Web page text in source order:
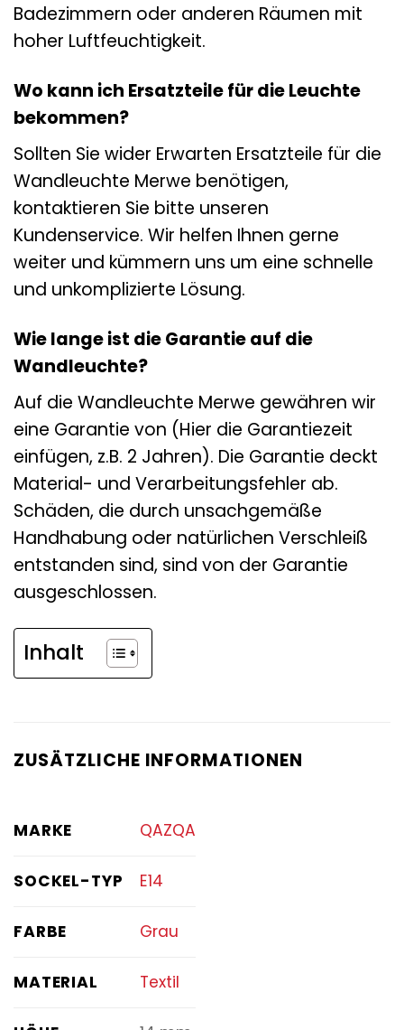
Badezimmern oder anderen Räumen mit
hoher Luftfeuchtigkeit.
Wo kann ich Ersatzteile für die Leuchte
bekommen?
Sollten Sie wider Erwarten Ersatzteile für die
Wandleuchte Merwe benötigen,
kontaktieren Sie bitte unseren
Kundenservice. Wir helfen Ihnen gerne
weiter und kümmern uns um eine schnelle
und unkomplizierte Lösung.
Wie lange ist die Garantie auf die
Wandleuchte?
Auf die Wandleuchte Merwe gewähren wir
eine Garantie von (Hier die Garantiezeit
einfügen, z.B. 2 Jahren). Die Garantie deckt
Material- und Verarbeitungsfehler ab.
Schäden, die durch unsachgemäße
Handhabung oder natürlichen Verschleiß
entstanden sind, sind von der Garantie
ausgeschlossen.
Inhalt
ZUSÄTZLICHE INFORMATIONEN
MARKE QAZQA
SOCKEL-TYP E14
FARBE Grau
MATERIAL Textil